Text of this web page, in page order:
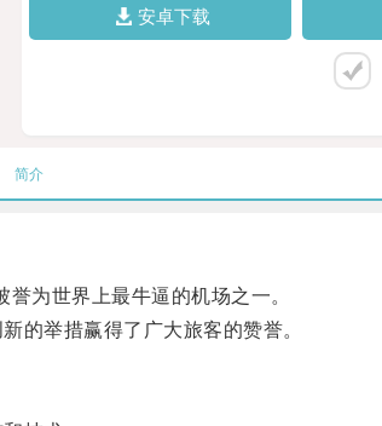
安卓下载
简介
为世界上最牛逼的机场之一。
举措赢得了广大旅客的赞誉。